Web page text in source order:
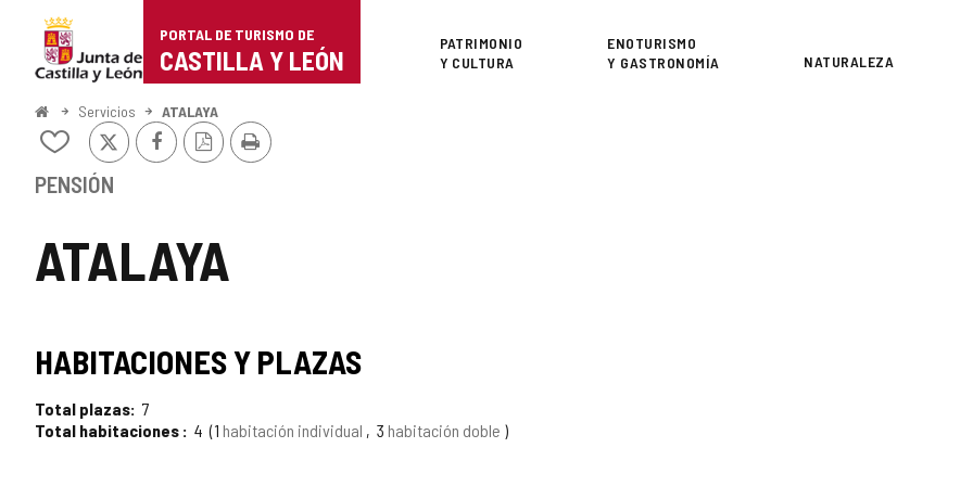
Portal
de
Turismo
Castilla
León
PORTAL DE TURISMO DE
CASTILLA Y LEÓN
Superior
PATRIMONIO
Y CULTURA
ENOTURISMO
Y GASTRONOMÍA
NATURALEZA
InicioServicios ATALAYA
ATALAYA
Añadir/quitar
mis
X FacebookVersión
PDF
Imprimir
PENSIÓN
HABITACIONES Y PLAZAS
Total plazas 7
Total habitaciones
4 1 habitación individual 3 habitación doble